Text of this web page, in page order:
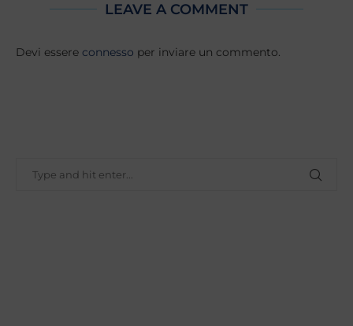
LEAVE A COMMENT
Devi essere connesso per inviare un commento.